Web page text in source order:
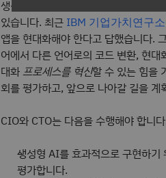
생성형 AI를 구현하는 것은 마치 닭이
있습니다. 최근 IBM 기업가치연구
앱을 현대화해야 한다고 답했습니다.
어에서 다른 언어로의 코드 변환, 현
대화프로세스를 혁신할 수 있는 힘을
회를 평가하고, 앞으로 나아갈 길을
CIO와 CTO는 다음을 수행해야 합니
생성형 AI를 효과적으로 구현하기
평가합니다.